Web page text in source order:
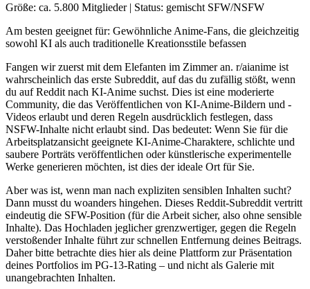
Größe: ca. 5.800 Mitglieder | Status: gemischt SFW/NSFW
Am besten geeignet für: Gewöhnliche Anime-Fans, die gleichzeitig
sowohl KI als auch traditionelle Kreationsstile befassen
Fangen wir zuerst mit dem Elefanten im Zimmer an. r/aianime ist
wahrscheinlich das erste Subreddit, auf das du zufällig stößt, wenn
du auf Reddit nach KI-Anime suchst. Dies ist eine moderierte
Community, die das Veröffentlichen von KI-Anime-Bildern und -
Videos erlaubt und deren Regeln ausdrücklich festlegen, dass
NSFW-Inhalte nicht erlaubt sind. Das bedeutet: Wenn Sie für die
Arbeitsplatzansicht geeignete KI-Anime-Charaktere, schlichte und
saubere Porträts veröffentlichen oder künstlerische experimentelle
Werke generieren möchten, ist dies der ideale Ort für Sie.
Aber was ist, wenn man nach expliziten sensiblen Inhalten sucht?
Dann musst du woanders hingehen. Dieses Reddit-Subreddit vertritt
eindeutig die SFW-Position (für die Arbeit sicher, also ohne sensible
Inhalte). Das Hochladen jeglicher grenzwertiger, gegen die Regeln
verstoßender Inhalte führt zur schnellen Entfernung deines Beitrags.
Daher bitte betrachte dies hier als deine Plattform zur Präsentation
deines Portfolios im PG-13-Rating – und nicht als Galerie mit
unangebrachten Inhalten.